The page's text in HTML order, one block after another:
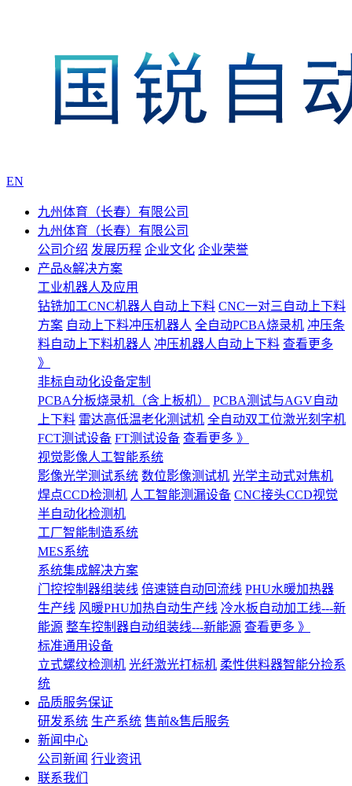
EN
九州体育（长春）有限公司
九州体育（长春）有限公司
公司介绍 发展历程 企业文化 企业荣誉
产品&解决方案
工业机器人及应用
钻铣加工CNC机器人自动上下料 CNC一对三自动上下料
方案 自动上下料冲压机器人 全自动PCBA烧录机 冲压条
料自动上下料机器人 冲压机器人自动上下料 查看更多
》
非标自动化设备定制
PCBA分板烧录机（含上板机）
PCBA测试与AGV自动
上下料 雷达高低温老化测试机 全自动双工位激光刻字机
FCT测试设备 FT测试设备 查看更多 》
视觉影像人工智能系统
影像光学测试系统 数位影像测试机 光学主动式对焦机
焊点CCD检测机 人工智能测漏设备 CNC接头CCD视觉
半自动化检测机
工厂智能制造系统
MES系统
系统集成解决方案
门控控制器组装线 倍速链自动回流线 PHU水暖加热器
生产线 风暖PHU加热自动生产线 冷水板自动加工线---新
能源 整车控制器自动组装线---新能源 查看更多 》
标准通用设备
立式螺纹检测机 光纤激光打标机 柔性供料器智能分捡系
统
品质服务保证
研发系统 生产系统 售前&售后服务
新闻中心
公司新闻 行业资讯
联系我们